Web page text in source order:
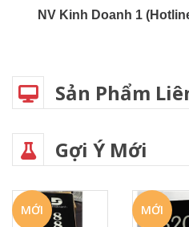
NV Kinh Doanh 1
Sản Phẩm
Gợi Ý Mới
MỚI MỚI